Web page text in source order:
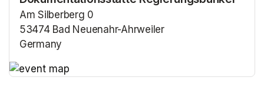
Am Silberberg 0
53474 Bad Neuenahr-Ahrweiler
Germany